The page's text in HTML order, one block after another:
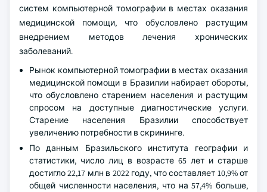
систем компьютерной томографии в местах оказания
медицинской помощи, что обусловлено растущим
внедрением методов лечения хронических
заболеваний.
Рынок компьютерной томографии в местах оказания
медицинской помощи в Бразилии набирает обороты,
что обусловлено старением населения и растущим
спросом на доступные диагностические услуги.
Старение населения Бразилии способствует
увеличению потребности в скрининге.
По данным Бразильского института географии и
статистики, число лиц в возрасте 65 лет и старше
достигло 22,17 млн в 2022 году, что составляет 10,9% от
общей численности населения, что на 57,4% больше,